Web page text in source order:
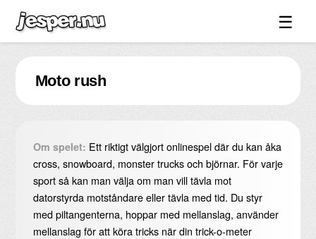
☰
Spel ↓
Bilder ↓
Forum ↓
Videos
Blandat ↓
Om sidan ↓
Moto rush
Om spelet: Ett riktigt välgjort onlinespel där du kan åka
cross, snowboard, monster trucks och björnar. För varje
sport så kan man välja om man vill tävla mot
datorstyrda motståndare eller tävla med tid. Du styr
med piltangenterna, hoppar med mellanslag, använder
mellanslag för att köra tricks när din trick-o-meter